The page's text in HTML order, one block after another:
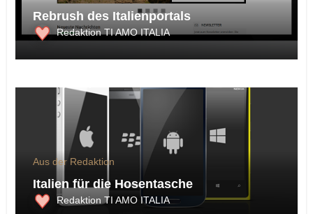
Rebrush des Italienportals
Redaktion TI AMO ITALIA
Aus der Redaktion
Italien für die Hosentasche
Redaktion TI AMO ITALIA